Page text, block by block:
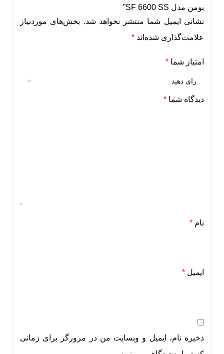
بومن مدل SF 6600 SS”
نشانی ایمیل شما منتشر نخواهد شد. بخش‌های موردنیاز
علامت‌گذاری شده‌اند *
امتیاز شما *
دیدگاه شما *
نام *
ایمیل *
ذخیره نام، ایمیل و وبسایت من در مرورگر برای زمانی